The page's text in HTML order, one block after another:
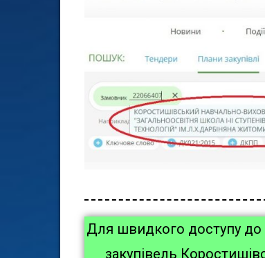
Для швидкого доступу до
закупівель